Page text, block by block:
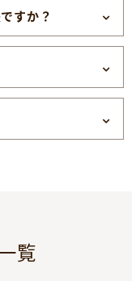
すか？
覧